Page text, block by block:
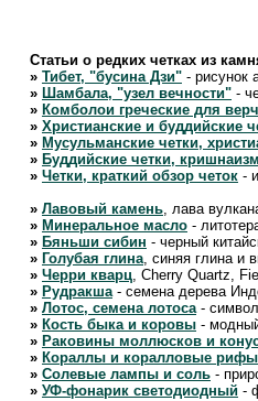
Статьи о редких четках из
» Тибет, "бусина Дзи" - рисунок
» Шамбала, "узел вечности" -
» Комболои греческие для
» Христианские и буддийские
» Мусульманские четки,
» Буддийские четки, кришнаизм
» Четки, краткий обзор четок -
» Лавовый камень, лава
» Минеральное масло -
» Бяньши сибин - черный
» Голубая глина, синяя глина и
» Черри кварц, Cherry Quartz,
» Рудракша- семена дерева
» Лотос, семена лотоса- символ
» Кость быка и коровы -
» Раковины моллюсков и
» Кораллы и коралловые рифы
» Солевые лампы и соль -
» УФ-фонарик светодиодный -